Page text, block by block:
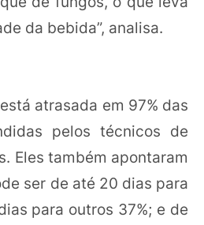
da bebida”, analisa.
atrasada em 97% das
pelos técnicos de
Eles também apontaram
ser de até 20 dias para
para outros 37%; e de